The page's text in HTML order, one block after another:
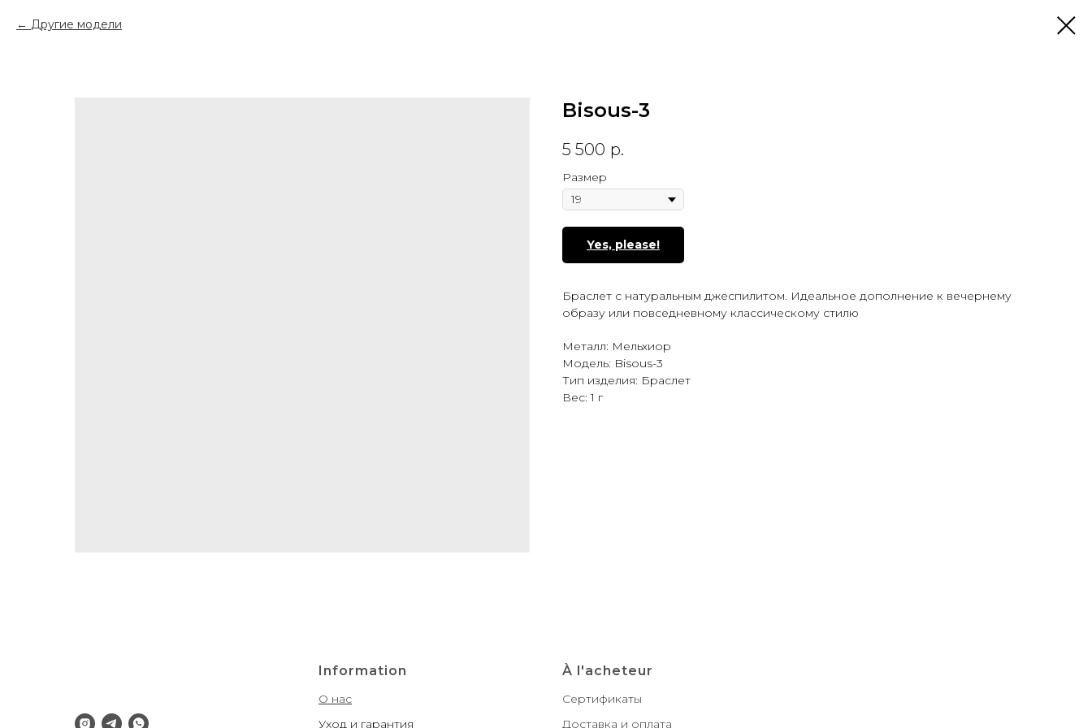
Другие модели
Bisous-3
5 500 р.
Размер
Yes, please!
Браслет с натуральным джеспилитом. Идеальное дополнение к вечернему
образу или повседневному классическому стилю
Металл: Мельхиор
Модель: Bisous-3
Тип изделия: Браслет
Вес: 1 г
Information
О нас
Уход и гарантия
À l'acheteur
Сертификаты
Доставка и оплата